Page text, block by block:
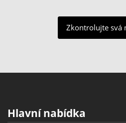
Zkontrolujte svá
Hlavní nabídka